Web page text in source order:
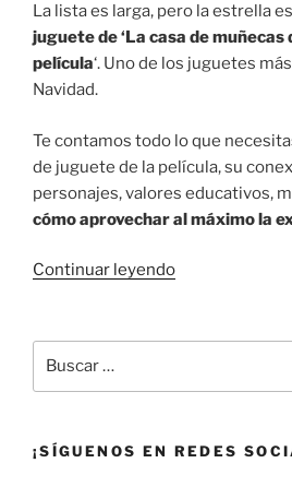
La lista es larga, pero la estrella
juguete de ‘La casa de muñecas
película‘. Uno de los juguetes
Navidad.
Te contamos todo lo que
de juguete de la película, su
personajes, valores educativos,
cómo aprovechar al máximo la
Continuar leyendo«‘La
muñecas
película’
por:
¡SÍGUENOS EN REDES